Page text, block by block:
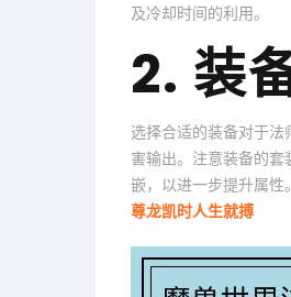
及冷却时间的利用。
2. 装
选择合适的装备对于
害输出。注意装备的
嵌，以进一步提升属性。
尊龙凯时人生就搏